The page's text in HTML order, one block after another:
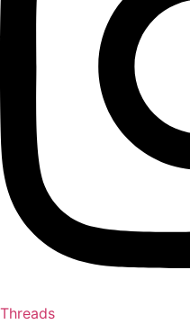
Threads